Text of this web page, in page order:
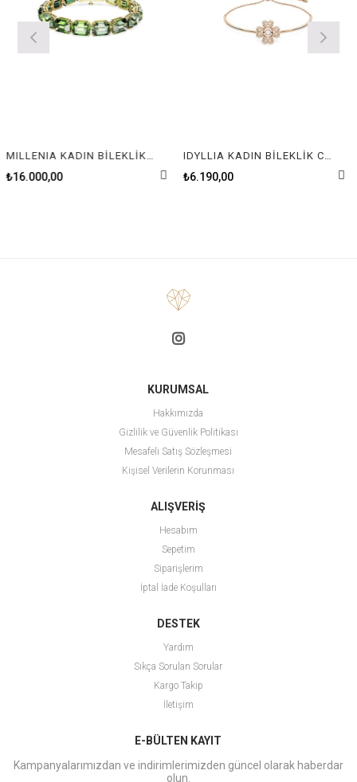
MILLENIA KADIN BİLEKLİK GRE/GOS M---
₺16.000,00
IDYLLIA KADIN BİLEKLİK CLOVER SILK/ROS Size M
₺6.190,00
KURUMSAL
Hakkımızda
Gizlilik ve Güvenlik Politikası
Mesafeli Satış Sözleşmesi
Kişisel Verilerin Korunması
ALIŞVERİŞ
Hesabım
Sepetim
Siparişlerim
İptal İade Koşulları
DESTEK
Yardım
Sıkça Sorulan Sorular
Kargo Takip
İletişim
E-BÜLTEN KAYIT
Kampanyalarımızdan ve indirimlerimizden güncel olarak haberdar
olun.